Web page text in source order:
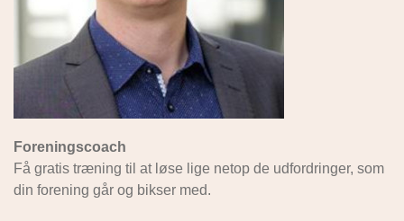
Foreningscoach
Få gratis træning til at løse lige netop de udfordringer, som
din forening går og bikser med.